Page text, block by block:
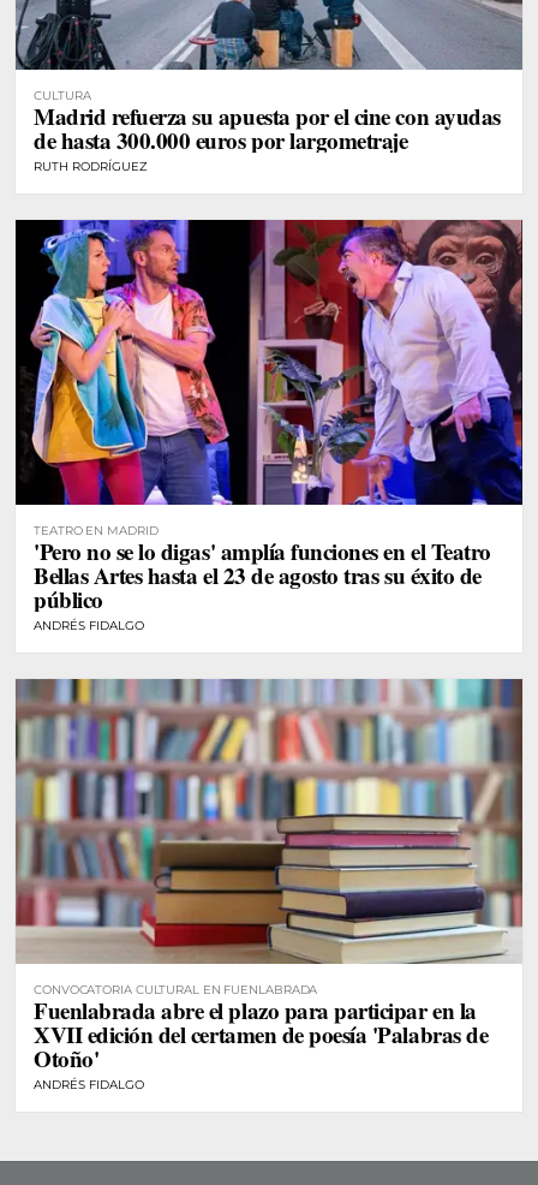
CULTURA
Madrid refuerza su apuesta por el cine con ayudas
de hasta 300.000 euros por largometraje
RUTH RODRÍGUEZ
TEATRO EN MADRID
'Pero no se lo digas' amplía funciones en el Teatro
Bellas Artes hasta el 23 de agosto tras su éxito de
público
ANDRÉS FIDALGO
CONVOCATORIA CULTURAL EN FUENLABRADA
Fuenlabrada abre el plazo para participar en la
XVII edición del certamen de poesía 'Palabras de
Otoño'
ANDRÉS FIDALGO